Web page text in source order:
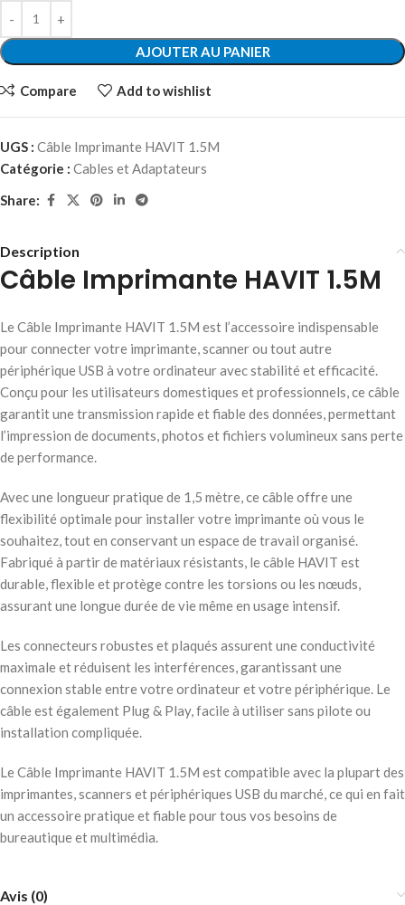
AJOUTER AU PANIER
Compare Add to wishlist
UGS : Câble Imprimante HAVIT 1.5M
Catégorie : Cables et Adaptateurs
Share:
Description
Câble Imprimante HAVIT 1.5M
Le Câble Imprimante HAVIT 1.5M est l’accessoire indispensable
pour connecter votre imprimante, scanner ou tout autre
périphérique USB à votre ordinateur avec stabilité et efficacité.
Conçu pour les utilisateurs domestiques et professionnels, ce câble
garantit une transmission rapide et fiable des données, permettant
l’impression de documents, photos et fichiers volumineux sans perte
de performance.
Avec une longueur pratique de 1,5 mètre, ce câble offre une
flexibilité optimale pour installer votre imprimante où vous le
souhaitez, tout en conservant un espace de travail organisé.
Fabriqué à partir de matériaux résistants, le câble HAVIT est
durable, flexible et protège contre les torsions ou les nœuds,
assurant une longue durée de vie même en usage intensif.
Les connecteurs robustes et plaqués assurent une conductivité
maximale et réduisent les interférences, garantissant une
connexion stable entre votre ordinateur et votre périphérique. Le
câble est également Plug & Play, facile à utiliser sans pilote ou
installation compliquée.
Le Câble Imprimante HAVIT 1.5M est compatible avec la plupart des
imprimantes, scanners et périphériques USB du marché, ce qui en fait
un accessoire pratique et fiable pour tous vos besoins de
bureautique et multimédia.
Avis (0)